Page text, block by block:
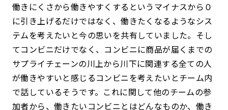
働きにくさから働きやすくするというマイナスから０
に引き上げるだけではなく、働きたくなるようなシス
テムを考えたいと今の思いを共有していました。そし
てコンビニだけでなく、コンビニに商品が届くまでの
サプライチェーンの川上から川下に関連する全ての人
が働きやすいと感じるコンビニを考えたいとチーム内
で話しているそうです。これに関して他のチームの参
加者から、働きたいコンビニとはどんなものか、働き